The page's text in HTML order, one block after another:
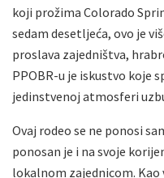
koji prožima Colorado
sedam desetljeća, ovo je
proslava zajedništva,
PPOBR-u je iskustvo koje
jedinstvenoj atmosferi
Ovaj rodeo se ne ponosi
ponosan je i na svoje
lokalnom zajednicom.